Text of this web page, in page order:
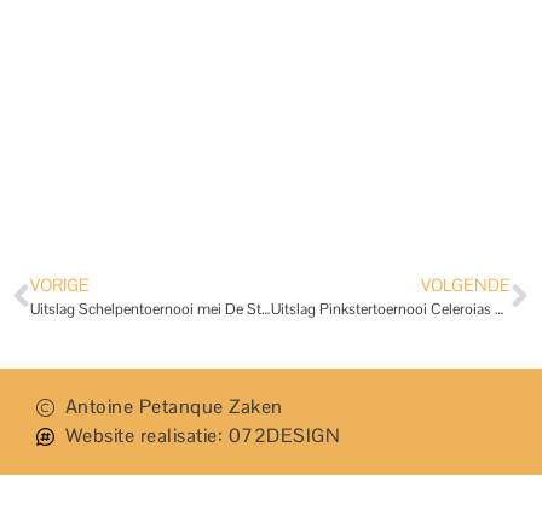
VORIGE
Uitslag Schelpentoernooi mei De Stetters
VOLGENDE
Uitslag Pinkstertoernooi Celeroias 2026
Antoine Petanque Zaken
Website realisatie: 072DESIGN